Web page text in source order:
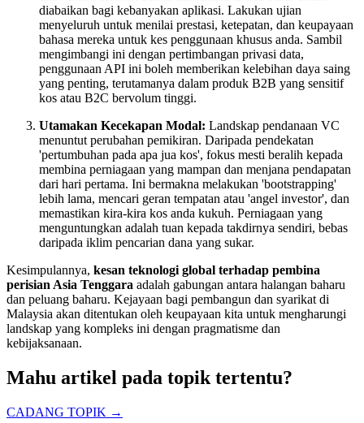
diabaikan bagi kebanyakan aplikasi. Lakukan ujian
menyeluruh untuk menilai prestasi, ketepatan, dan keupayaan
bahasa mereka untuk kes penggunaan khusus anda. Sambil
mengimbangi ini dengan pertimbangan privasi data,
penggunaan API ini boleh memberikan kelebihan daya saing
yang penting, terutamanya dalam produk B2B yang sensitif
kos atau B2C bervolum tinggi.
Utamakan Kecekapan Modal: Landskap pendanaan VC
menuntut perubahan pemikiran. Daripada pendekatan
'pertumbuhan pada apa jua kos', fokus mesti beralih kepada
membina perniagaan yang mampan dan menjana pendapatan
dari hari pertama. Ini bermakna melakukan 'bootstrapping'
lebih lama, mencari geran tempatan atau 'angel investor', dan
memastikan kira-kira kos anda kukuh. Perniagaan yang
menguntungkan adalah tuan kepada takdirnya sendiri, bebas
daripada iklim pencarian dana yang sukar.
Kesimpulannya, kesan teknologi global terhadap pembina
perisian Asia Tenggara adalah gabungan antara halangan baharu
dan peluang baharu. Kejayaan bagi pembangun dan syarikat di
Malaysia akan ditentukan oleh keupayaan kita untuk mengharungi
landskap yang kompleks ini dengan pragmatisme dan
kebijaksanaan.
Mahu artikel pada topik tertentu?
CADANG TOPIK →